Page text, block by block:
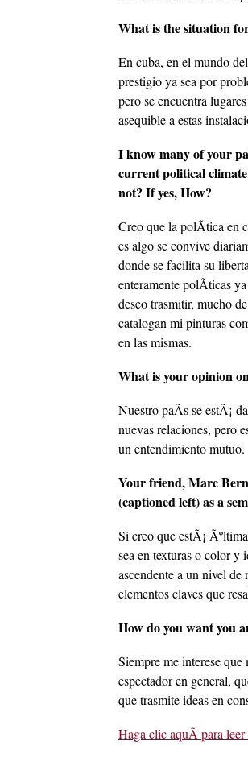
What is the situation
En cuba, en el mundo
prestigio ya sea por
pero se encuentra
asequible a estas
I know many of your
current political
not? If yes, How?
Creo que la polÃ­tica en
es algo se convive
donde se facilita su
enteramente polÃ­ticas
deseo trasmitir, mucho
catalogan mi pinturas
en las mismas.
What is your opinion
Nuestro paÃ­s se estÃ¡
nuevas relaciones, pero
un entendimiento mutuo.
Your friend, Marc
(captioned left) as a
Si creo que estÃ¡
sea en texturas o color y
ascendente a un nivel
elementos claves que
How do you want you
Siempre me interese
espectador en general,
que trasmite ideas en
Haga clic aquÃ­ para